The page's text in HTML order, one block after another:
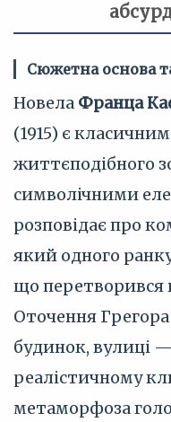
Сюжетна основа
Новела Франца
(1915) є
життєподібного
символічними
розповідає про
який одного
що перетворився
Оточення
будинок, вулиці
реалістичному
метаморфоза